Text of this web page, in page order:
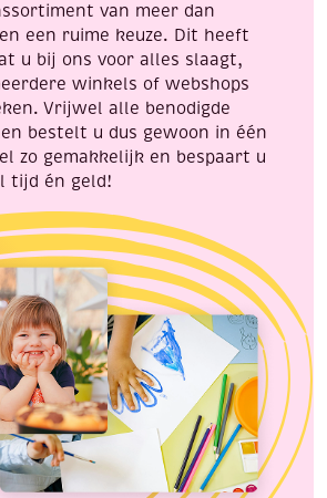
van meer dan
een ruime keuze. Dit heeft
u bij ons voor alles slaagt,
winkels of webshops
Vrijwel alle benodigde
bestelt u dus gewoon in één
zo gemakkelijk en bespaart u
tijd én geld!